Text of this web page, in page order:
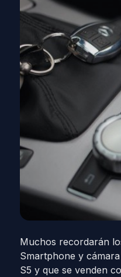
Muchos recordarán
Smartphone y
S5 y que se venden